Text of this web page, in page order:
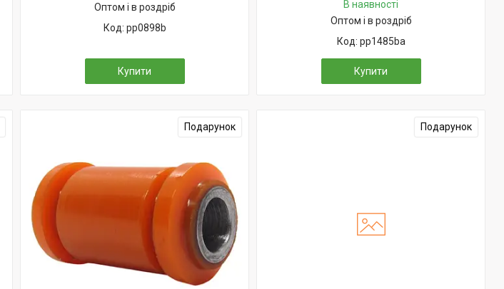
Оптом і в роздріб
pp0898b
Купити
В наявності
Оптом і в роздріб
pp1485ba
Купити
Подарунок Подарунок